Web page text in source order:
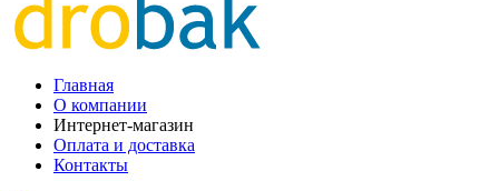
Главная
О компании
Интернет-магазин
Оплата и доставка
Контакты